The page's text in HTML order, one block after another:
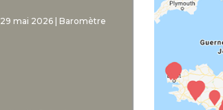
29 mai 2026 | Baromètre